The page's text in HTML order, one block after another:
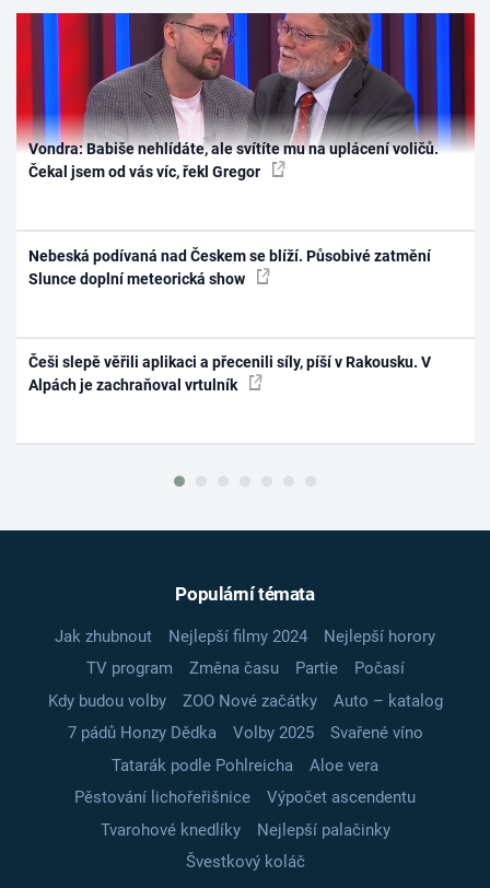
Vondra: Babiše nehlídáte, ale svítíte mu na uplácení voličů.
Čekal jsem od vás víc, řekl Gregor
Nebeská podívaná nad Českem se blíží. Působivé zatmění
Slunce doplní meteorická show
Češi slepě věřili aplikaci a přecenili síly, píší v Rakousku. V
Alpách je zachraňoval vrtulník
Populární témata
Jak zhubnout Nejlepší filmy 2024
Nejlepší horory
TV program
Změna času Partie
Počasí
Kdy budou volby
ZOO Nové začátky
Auto – katalog
7 pádů Honzy Dědka
Volby 2025
Svařené víno
Tatarák podle Pohlreicha
Aloe vera
Pěstování lichořeřišnice
Výpočet ascendentu
Tvarohové knedlíky
Nejlepší palačinky
Švestkový koláč